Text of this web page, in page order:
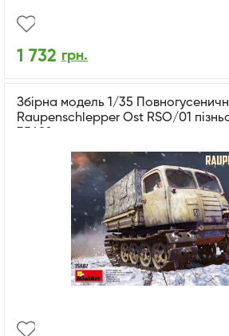
1 732 грн.
Збірна модель 1/35
Raupenschlepper Ost RSO/01